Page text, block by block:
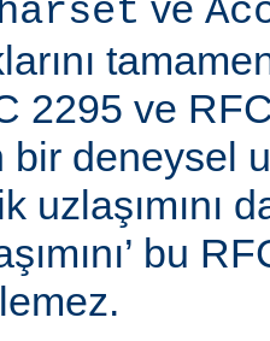
2295 ve
bir deneysel
uzlaşımını
bu